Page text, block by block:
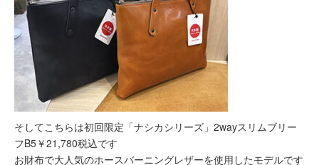
そしてこちらは初回限定「ナシカシリーズ」2wayスリムブリー
フB5￥21,780税込です
お財布で大人気のホースバーニングレザーを使用したモデルです